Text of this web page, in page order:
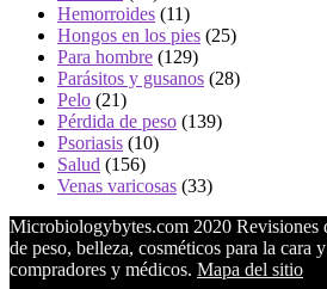
Hemorroides (11)
Hongos en los pies (25)
Para hombre (129)
Parásitos y gusanos (28)
Pelo (21)
Pérdida de peso (139)
Psoriasis (10)
Salud (156)
Venas varicosas (33)
Microbiologybytes.com 2020 Revisiones
de peso, belleza, cosméticos para la cara
compradores y médicos. Mapa del sitio